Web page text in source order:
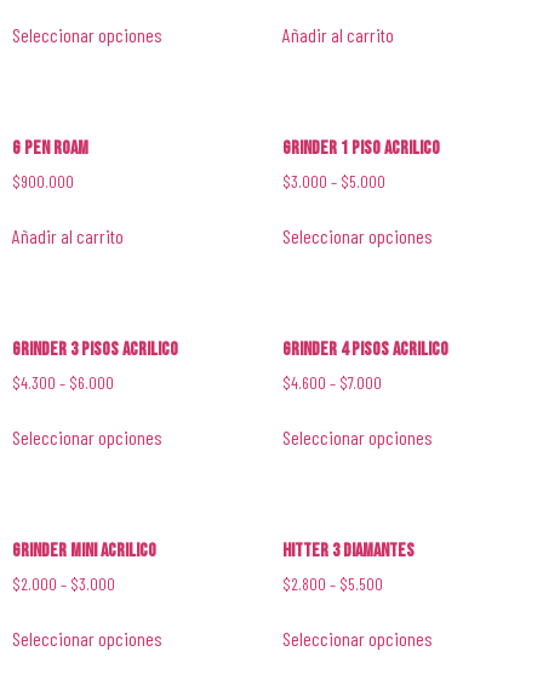
Seleccionar opciones Añadir al carrito
G Pen Roam
$900.000
Añadir al carrito
Grinder 1 Piso Acrilico
$3.000 – $5.000
Seleccionar opciones
Grinder 3 Pisos Acrilico
$4.300 – $6.000
Seleccionar opciones
Grinder 4 Pisos Acrilico
$4.600 – $7.000
Seleccionar opciones
Grinder Mini Acrilico
$2.000 – $3.000
Seleccionar opciones
Hitter 3 Diamantes
$2.800 – $5.500
Seleccionar opciones